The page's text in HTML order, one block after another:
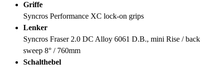
Griffe
Syncros Performance XC lock-on grips
Lenker
Syncros Fraser 2.0 DC Alloy 6061 D.B., mini Rise / back
sweep 8° / 760mm
Schalthebel